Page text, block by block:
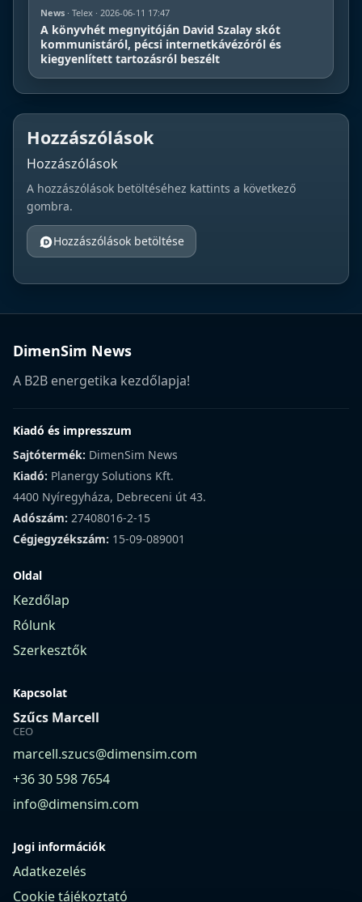
News · Telex · 2026-06-11 17:47
A könyvhét megnyitóján David Szalay skót
kommunistáról, pécsi internetkávézóról és
kiegyenlített tartozásról beszélt
Hozzászólások
Hozzászólások
A hozzászólások betöltéséhez kattints a következő
gombra.
Hozzászólások betöltése
DimenSim News
A B2B energetika kezdőlapja!
Kiadó és impresszum
Sajtótermék: DimenSim News
Kiadó: Planergy Solutions Kft.
4400 Nyíregyháza, Debreceni út 43.
Adószám: 27408016-2-15
Cégjegyzékszám: 15-09-089001
Oldal
Kezdőlap
Rólunk
Szerkesztők
Kapcsolat
Szűcs Marcell
CEO
marcell.szucs@dimensim.com
+36 30 598 7654
info@dimensim.com
Jogi információk
Adatkezelés
Cookie tájékoztató